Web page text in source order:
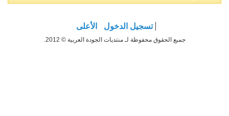
تسجيل الدخول الأعلى
جميع الحقوق محفوظة لـ منتديات الجودة العربية © 2012.